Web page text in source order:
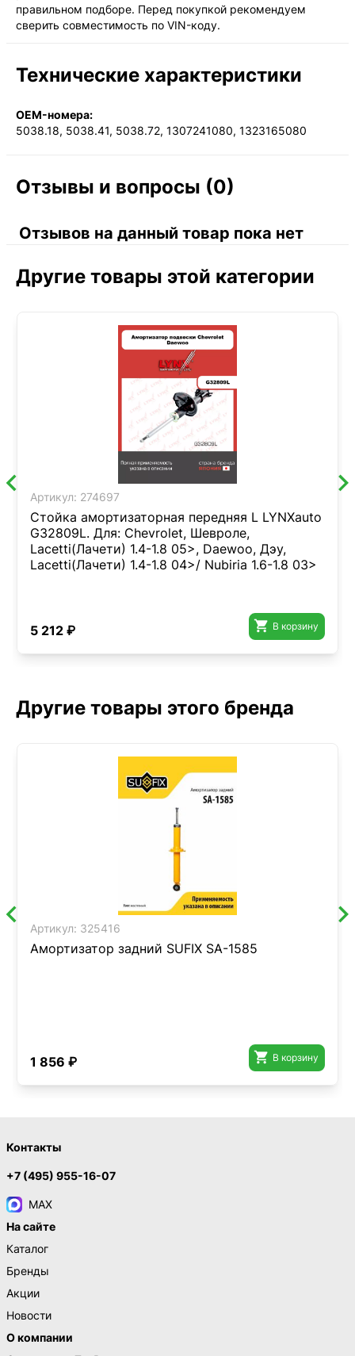
правильном подборе. Перед покупкой рекомендуем
сверить совместимость по VIN-коду.
Технические характеристики
OEM-номера:
5038.18, 5038.41, 5038.72, 1307241080, 1323165080
Отзывы и вопросы (0)
Отзывов на данный товар пока нет
Другие товары этой категории
Артикул: 274697
Стойка амортизаторная передняя L LYNXauto
G32809L. Для: Chevrolet, Шевроле,
Lacetti(Лачети) 1.4-1.8 05>, Daewoo, Дэу,
Lacetti(Лачети) 1.4-1.8 04>/ Nubiria 1.6-1.8 03>
5 212 ₽  В корзину
Другие товары этого бренда
Артикул: 325416
Амортизатор задний SUFIX SA-1585
1 856 ₽  В корзину
Контакты
+7 (495) 955-16-07
MAX
На сайте
Каталог
Бренды
Акции
Новости
О компании